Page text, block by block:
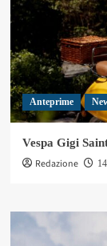
Anteprime
Vespa Gigi
Redazione